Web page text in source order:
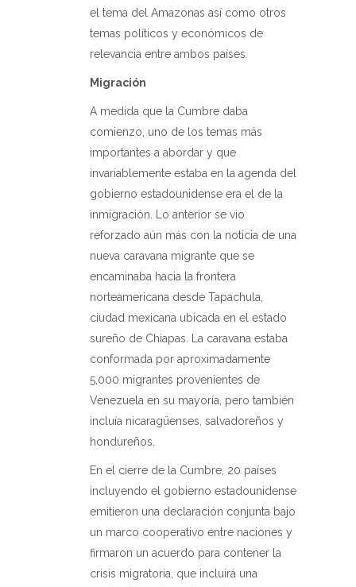
el tema del Amazonas así como otros
temas políticos y económicos de
relevancia entre ambos países.
Migración
A medida que la Cumbre daba
comienzo, uno de los temas más
importantes a abordar y que
invariablemente estaba en la agenda del
gobierno estadounidense era el de la
inmigración. Lo anterior se vio
reforzado aún más con la noticia de una
nueva caravana migrante que se
encaminaba hacia la frontera
norteamericana desde Tapachula,
ciudad mexicana ubicada en el estado
sureño de Chiapas. La caravana estaba
conformada por aproximadamente
5,000 migrantes provenientes de
Venezuela en su mayoría, pero también
incluía nicaragüenses, salvadoreños y
hondureños.
En el cierre de la Cumbre, 20 países
incluyendo el gobierno estadounidense
emitieron una declaración conjunta bajo
un marco cooperativo entre naciones y
firmaron un acuerdo para contener la
crisis migratoria, que incluirá una